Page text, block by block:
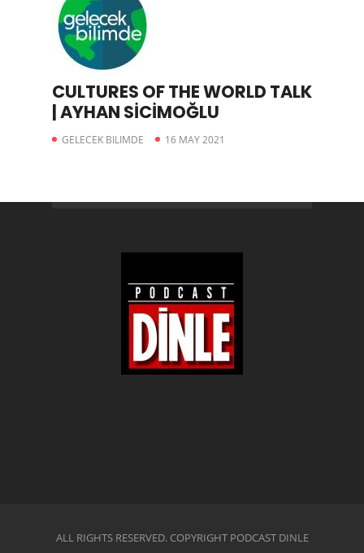
CULTURES OF THE WORLD TALK
| AYHAN SİCİMOĞLU
GELECEK BILIMDE 16 MAY 2021
ALL RIGHTS RESERVED. COPYRIGHT PODCAST DINLE